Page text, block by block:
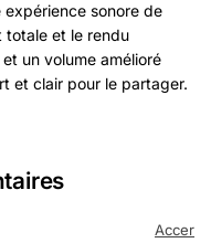
sonore de
totale et le rendu
un volume amélioré
et clair pour le partager.
Accer